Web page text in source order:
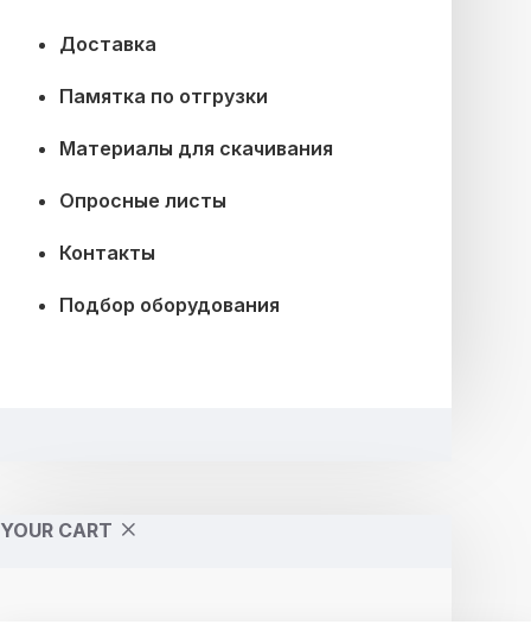
Доставка
Памятка по отгрузки
Материалы для скачивания
Опросные листы
Контакты
Подбор оборудования
YOUR CART